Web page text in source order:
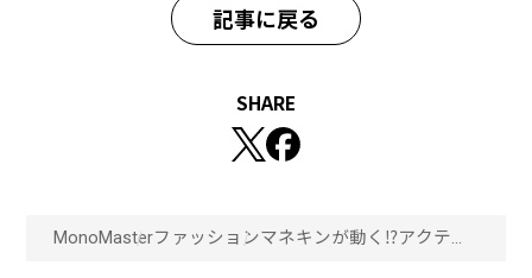
記事に戻る
SHARE
MonoMasterファッションマネキンが動く⁉︎アクティ